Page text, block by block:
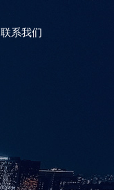
联系我们